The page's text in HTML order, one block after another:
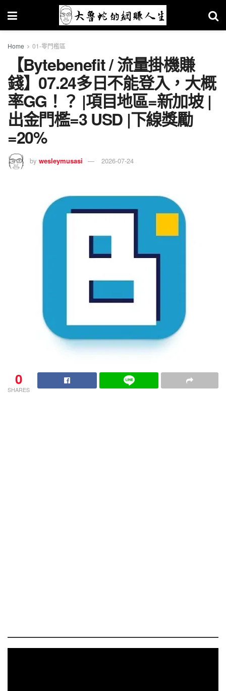
Home 01-零門檻區
【Bytebenefit / 流量掛機賺
錢】07.24多日不能登入，大概
率GG！？ |項目地區=新加坡 |
出金門檻=3 USD |下線獎勵
=20%
by wesleymusasi 2026-07-24
0
SHARES